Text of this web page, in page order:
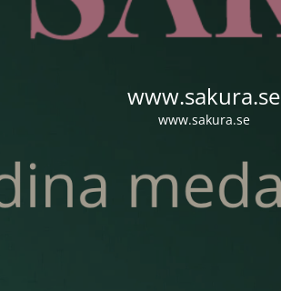
www.sakura.se
www.sakura.se